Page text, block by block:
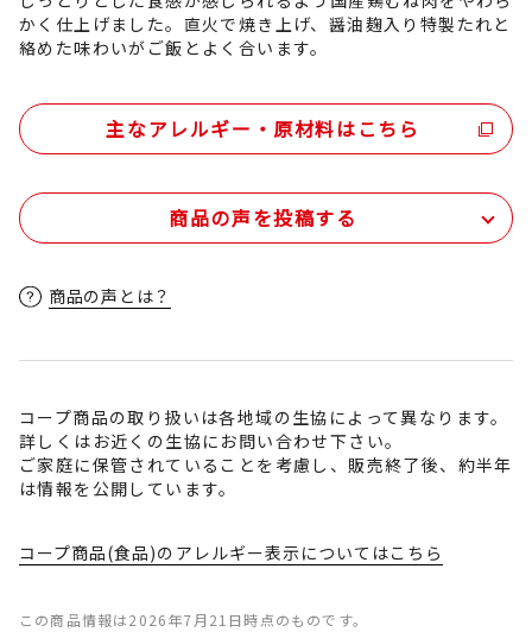
かく仕上げました。直火で焼き上げ、醤油麹入り特製たれと
絡めた味わいがご飯とよく合います。
主なアレルギー・原材料はこちら
商品の声を投稿する
商品の声とは？
コープ商品の取り扱いは各地域の生協によって異なります。
詳しくはお近くの生協にお問い合わせ下さい。
ご家庭に保管されていることを考慮し、販売終了後、約半年
は情報を公開しています。
コープ商品(食品)のアレルギー表示についてはこちら
この商品情報は2026年7月21日時点のものです。